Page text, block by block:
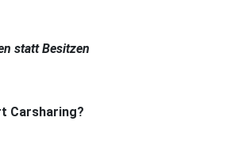
statt Besitzen
Carsharing?